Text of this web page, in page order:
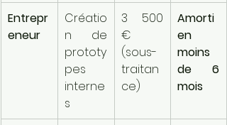
Entrepr
eneur
Créatio
n de
prototy
pes
interne
s
3 500
€
(sous-
traitan
ce)
Amorti
en
moins
de 6
mois